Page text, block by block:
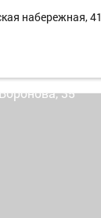
набережная, 41